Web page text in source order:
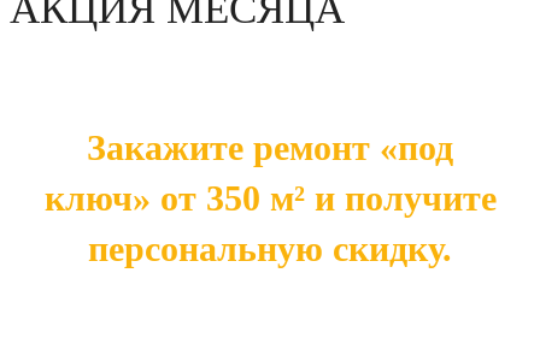
Закажите ремонт «под
ключ» от 350 м² и получите
персональную скидку.